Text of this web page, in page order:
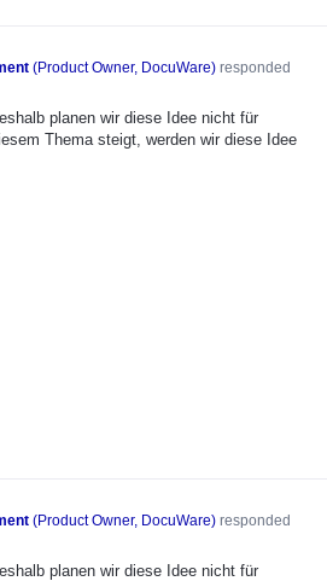
(Product Owner, DocuWare)responded
planen wir diese Idee nicht für
Thema steigt, werden wir diese Idee
(Product Owner, DocuWare)responded
planen wir diese Idee nicht für